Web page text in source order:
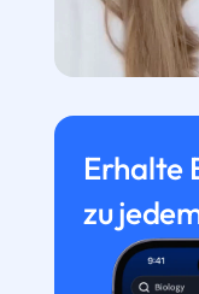
Erhalte
zu